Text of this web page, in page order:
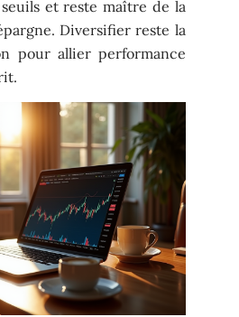
et reste maître de la
Diversifier reste la
pour allier performance